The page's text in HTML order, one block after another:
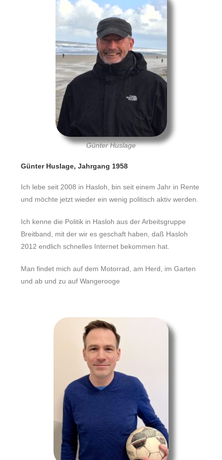
Günter Huslage
Günter Huslage, Jahrgang 1958
Ich lebe seit 2008 in Hasloh, bin seit einem Jahr in Rente
und möchte jetzt wieder ein wenig politisch aktiv werden.
Ich kenne die Politik in Hasloh aus der Arbeitsgruppe
Breitband, mit der wir es geschaft haben, daß Hasloh
2012 endlich schnelles Internet bekommen hat.
Man findet mich auf dem Motorrad, am Herd, im Garten
und ab und zu auf Wangerooge